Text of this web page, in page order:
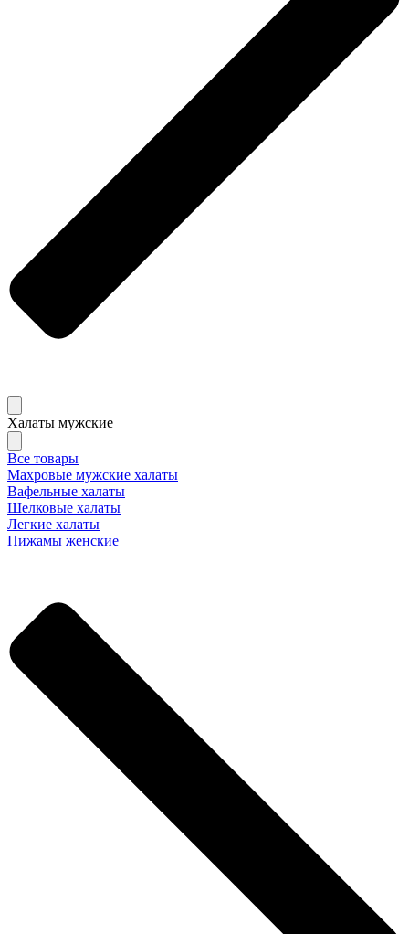
Халаты мужские
Все товары
Махровые мужские халаты
Вафельные халаты
Шелковые халаты
Легкие халаты
Пижамы женские